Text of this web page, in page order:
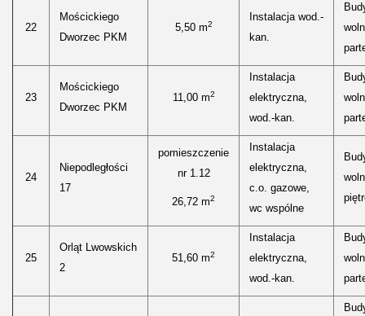
22
Mościckiego
Dworzec PKM
5,50 m2
Instalacja wod.-
kan.
23
Mościckiego
Dworzec PKM
11,00 m2
Instalacja
elektryczna,
wod.-kan.
24
Niepodległości
17
pomieszczenie
nr 1.12
26,72 m2
Instalacja
elektryczna,
c.o. gazowe,
wc wspólne
25
Orląt Lwowskich
2
51,60 m2
Instalacja
elektryczna,
wod.-kan.